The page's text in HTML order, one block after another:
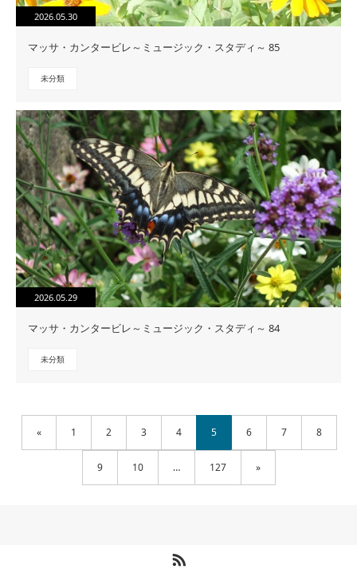
2026.05.30
マッサ・カンタービレ～ミュージック・スタディ～ 85
未分類
2026.05.29
マッサ・カンタービレ～ミュージック・スタディ～ 84
未分類
« 1 2 3 4 5 6 7 8
9 10 … 127 »